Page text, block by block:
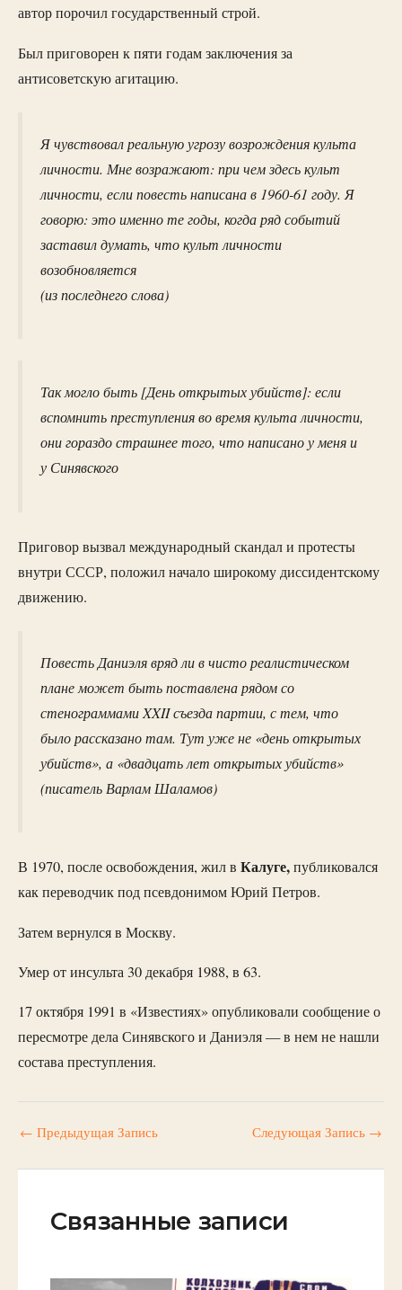
автор порочил государственный строй.
Был приговорен к пяти годам заключения за
антисоветскую агитацию.
Я чувствовал реальную угрозу возрождения культа
личности. Мне возражают: при чем здесь культ
личности, если повесть написана в 1960-61 году. Я
говорю: это именно те годы, когда ряд событий
заставил думать, что культ личности
возобновляется
(из последнего слова)
Так могло быть [День открытых убийств]: если
вспомнить преступления во время культа личности,
они гораздо страшнее того, что написано у меня и
у Синявского
Приговор вызвал международный скандал и протесты
внутри СССР, положил начало широкому диссидентскому
движению.
Повесть Даниэля вряд ли в чисто реалистическом
плане может быть поставлена рядом со
стенограммами XXII съезда партии, с тем, что
было рассказано там. Тут уже не «день открытых
убийств», а «двадцать лет открытых убийств»
(писатель Варлам Шаламов)
В 1970, после освобождения, жил в Калуге,публиковался
как переводчик под псевдонимом Юрий Петров.
Затем вернулся в Москву.
Умер от инсульта 30 декабря 1988, в 63.
17 октября 1991 в «Известиях» опубликовали сообщение о
пересмотре дела Синявского и Даниэля — в нем не нашли
состава преступления.
← Предыдущая Запись Следующая Запись →
Связанные записи